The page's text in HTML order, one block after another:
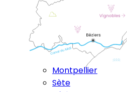
Montpellier
Sète